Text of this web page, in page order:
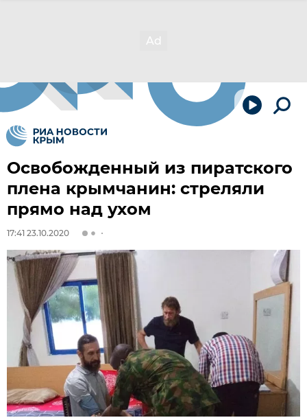
Освобожденный из пиратского
плена крымчанин: стреляли
прямо над ухом
17:41 23.10.2020